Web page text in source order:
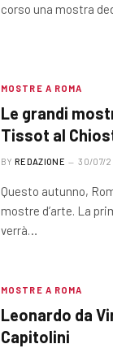
corso una mostra
MOSTRE A ROMA
Le grandi
Tissot al
BY REDAZIONE 30/07/
Questo autunno,
mostre d’arte. La
verrà…
MOSTRE A ROMA
Leonardo da
Capitolini